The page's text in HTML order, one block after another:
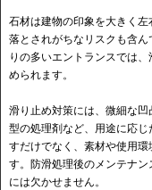
石材は建物の印象を大きく
落とされがちなリスクも含
りの多いエントランスでは
められます。
滑り止め対策には、微細な
型の処理剤など、用途に応
すだけでなく、素材や使用
す。防滑処理後のメンテナ
には欠かせません。